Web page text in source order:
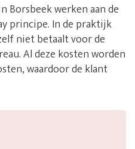
Borsbeek werken aan de
principe. In de praktijk
niet betaalt voor de
Al deze kosten worden
waardoor de klant